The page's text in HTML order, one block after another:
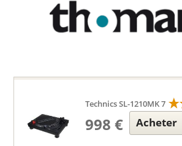
Technics SL-1210MK 7
998 € Acheter